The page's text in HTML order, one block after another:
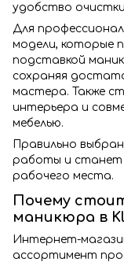
удобство
Для
модели, которые
подставкой
сохраняя
мастера. Также
интерьера и
мебелью.
Правильно
работы и станет
рабочего места.
Почему
маникюра в
Интернет-
ассортимент